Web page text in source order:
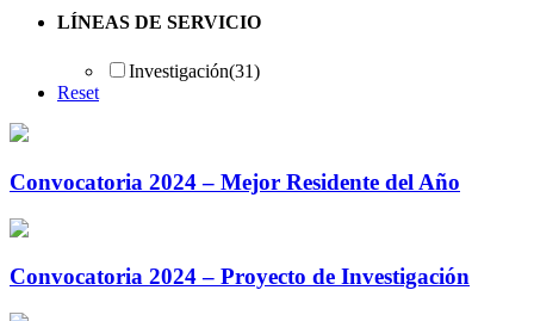
LÍNEAS DE SERVICIO
Investigación(31)
Reset
Convocatoria 2024 – Mejor Residente del Año
Convocatoria 2024 – Proyecto de Investigación